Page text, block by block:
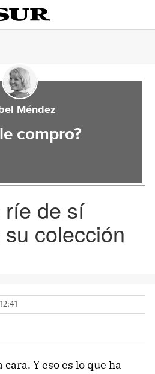
Méndez
compro?
ríe de sí
colección
Y eso es lo que ha